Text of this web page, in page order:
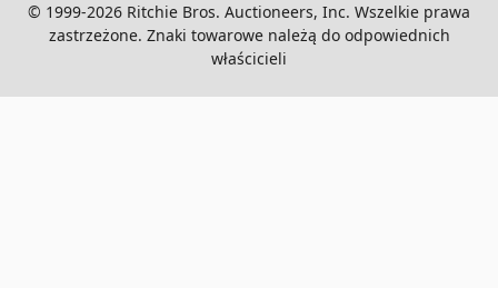
© 1999-2026 Ritchie Bros. Auctioneers, Inc. Wszelkie prawa
zastrzeżone. Znaki towarowe należą do odpowiednich
właścicieli